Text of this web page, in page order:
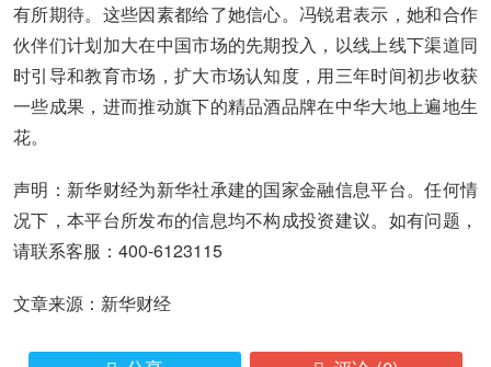
有所期待。这些因素都给了她信心。冯锐君表示，她和合作
伙伴们计划加大在中国市场的先期投入，以线上线下渠道同
时引导和教育市场，扩大市场认知度，用三年时间初步收获
一些成果，进而推动旗下的精品酒品牌在中华大地上遍地生
花。
声明：新华财经为新华社承建的国家金融信息平台。任何情
况下，本平台所发布的信息均不构成投资建议。如有问题，
请联系客服：400-6123115
文章来源：新华财经